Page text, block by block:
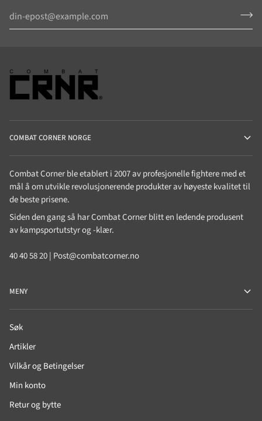
COMBAT CORNER NORGE
Combat Corner ble etablert i 2007 av profesjonelle fightere med et
mål å om utvikle revolusjonerende produkter av høyeste kvalitet til
de beste prisene.
Siden den gang så har Combat Corner blitt en ledende produsent
av kampsportutstyr og -klær.
40 40 58 20 | Post@combatcorner.no
MENY
Søk
Artikler
Vilkår og Betingelser
Min konto
Retur og bytte